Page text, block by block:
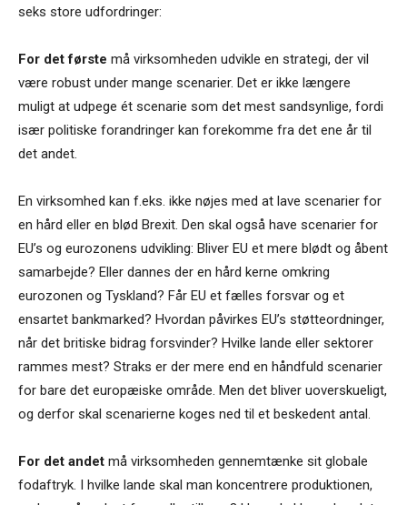
seks store udfordringer:
For det første må virksomheden udvikle en strategi, der vil
være robust under mange scenarier. Det er ikke længere
muligt at udpege ét scenarie som det mest sandsynlige, fordi
især politiske forandringer kan forekomme fra det ene år til
det andet.
En virksomhed kan f.eks. ikke nøjes med at lave scenarier for
en hård eller en blød Brexit. Den skal også have scenarier for
EU’s og eurozonens udvikling: Bliver EU et mere blødt og åbent
samarbejde? Eller dannes der en hård kerne omkring
eurozonen og Tyskland? Får EU et fælles forsvar og et
ensartet bankmarked? Hvordan påvirkes EU’s støtteordninger,
når det britiske bidrag forsvinder? Hvilke lande eller sektorer
rammes mest? Straks er der mere end en håndfuld scenarier
for bare det europæiske område. Men det bliver uoverskueligt,
og derfor skal scenarierne koges ned til et beskedent antal.
For det andet må virksomheden gennemtænke sit globale
fodaftryk. I hvilke lande skal man koncentrere produktionen,